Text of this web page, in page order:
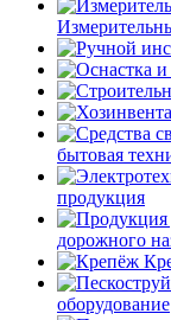
бытовая
продукция
дорожного
оборудование